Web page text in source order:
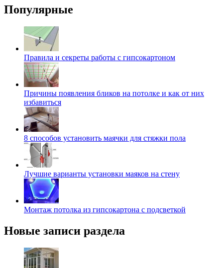
Популярные
Правила и секреты работы с гипсокартоном
Причины появления бликов на потолке и как от них
избавиться
8 способов установить маячки для стяжки пола
Лучшие варианты установки маяков на стену
Монтаж потолка из гипсокартона с подсветкой
Новые записи раздела